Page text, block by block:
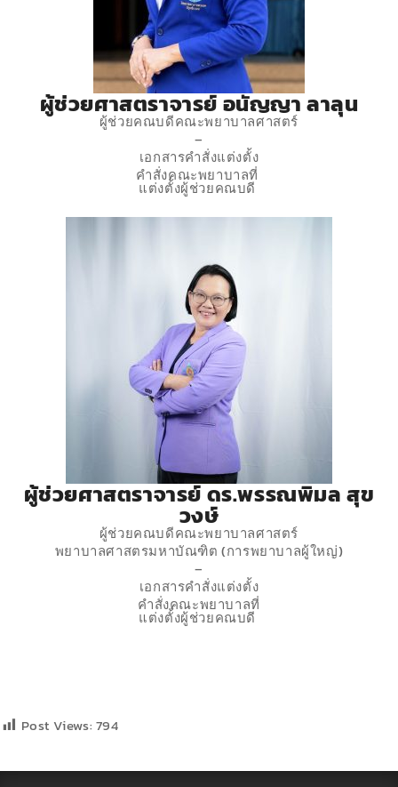
ผู้ช่วยศาสตราจารย์ อนัญญา ลาลุน
ผู้ช่วยคณบดีคณะพยาบาลศาสตร์
–
เอกสารคำสั่งแต่งตั้ง
คำสั่งคณะพยาบาลที่
แต่งตั้งผู้ช่วยคณบดี
ผู้ช่วยศาสตราจารย์ ดร.พรรณพิมล สุข
วงษ์
ผู้ช่วยคณบดีคณะพยาบาลศาสตร์
พยาบาลศาสตรมหาบัณฑิต (การพยาบาลผู้ใหญ่)
–
เอกสารคำสั่งแต่งตั้ง
คำสั่งคณะพยาบาลที่
แต่งตั้งผู้ช่วยคณบดี
Post Views: 794